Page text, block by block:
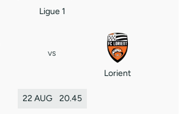
Ligue 1
vs
Lorient
22 AUG 20.45